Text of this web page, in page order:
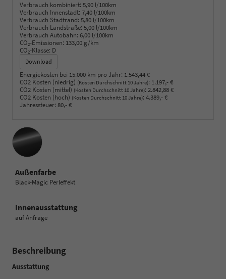
Verbrauch kombiniert: 5,90 l/100km
Verbrauch Innenstadt: 7,40 l/100km
Verbrauch Stadtrand: 5,80 l/100km
Verbrauch Landstraße: 5,00 l/100km
Verbrauch Autobahn: 6,00 l/100km
CO2-Emissionen: 133,00 g/km
CO2-Klasse: D
Download
Energiekosten bei 15.000 km pro Jahr: 1.543,44 €
CO2 Kosten (niedrig) (Kosten Durchschnitt 10 Jahre): 1.197,- €
CO2 Kosten (mittel) (Kosten Durchschnitt 10 Jahre): 2.842,88 €
CO2 Kosten (hoch) (Kosten Durchschnitt 10 Jahre): 4.389,- €
Jahressteuer: 80,- €
Außenfarbe
Black-Magic Perleffekt
Innenausstattung
auf Anfrage
Beschreibung
Ausstattung